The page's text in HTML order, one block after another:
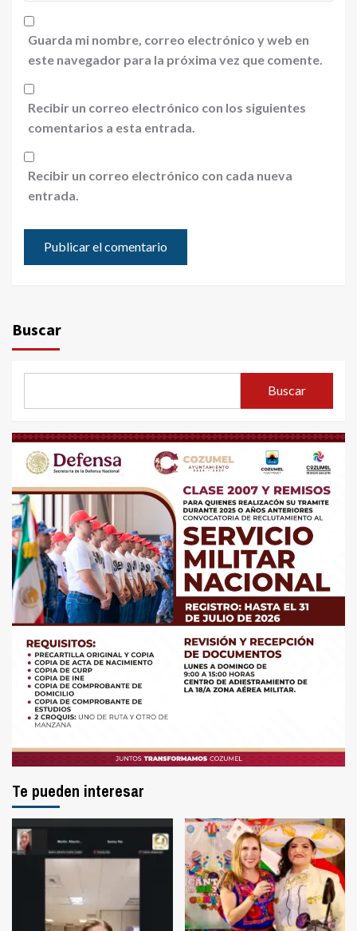
Guarda mi nombre, correo electrónico y web en
este navegador para la próxima vez que comente.
Recibir un correo electrónico con los siguientes
comentarios a esta entrada.
Recibir un correo electrónico con cada nueva
entrada.
Buscar
Buscar
Te pueden interesar